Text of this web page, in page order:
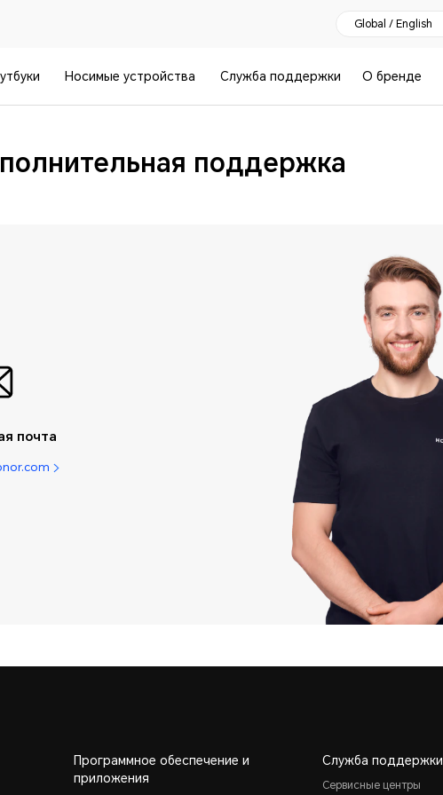
Global / English
Носимые устройства Служба поддержки О бренде
поддержка
почта
Программное обеспечение и
приложения
Служба поддержки
Сервисные центры